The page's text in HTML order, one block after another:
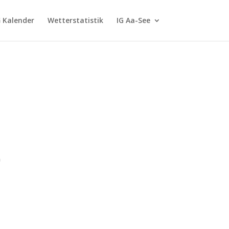
Kalender Wetterstatistik IG Aa-See